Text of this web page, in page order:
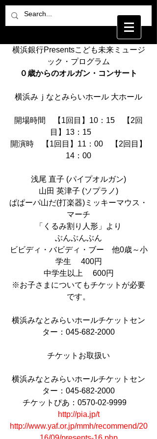
横浜銀行Presentsこども未来ミュージ
ック・プログラム
０歳からのオルガン・コンサート
横浜みｊなとみらいホール 大ホール
開場時間　【1回目】10：15　【2回
目】13：15
開演時　【1回目】11：00　【2回目】
14：00
浅尾 直子 (パイプオルガン)
山田 英津子 (ソプラノ)
ぱぱーパ山だ(打楽器)ミッキーマウス・
マーチ
「くるみ割り人形」より
ぶんぶんぶん
ビビディ・バビディ・ブー　他0歳～小
学生　 400円
中学生以上　 600円
※お子さまについてもチケットが必要
です。
横浜みなとみらいホールチケットセン
ター：045-682-2000
チケットお取扱い
横浜みなとみらいホールチケットセン
ター：045-682-2000
チケットぴあ：0570-02-9999
http://pia.jp/t
http://www.yaf.or.jp/mmh/recommend/20